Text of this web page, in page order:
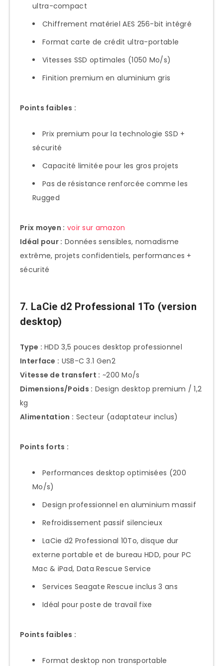
ultra-compact
Chiffrement matériel AES 256-bit intégré
Format carte de crédit ultra-portable
Vitesses SSD optimales (1050 Mo/s)
Finition premium en aluminium gris
Points faibles :
Prix premium pour la technologie SSD +
sécurité
Capacité limitée pour les gros projets
Pas de résistance renforcée comme les
Rugged
Prix moyen : voir sur amazon
Idéal pour : Données sensibles, nomadisme
extrême, projets confidentiels, performances +
sécurité
7. LaCie d2 Professional 1To (version
desktop)
Type : HDD 3,5 pouces desktop professionnel
Interface : USB-C 3.1 Gen2
Vitesse de transfert : ~200 Mo/s
Dimensions/Poids : Design desktop premium / 1,2
kg
Alimentation : Secteur (adaptateur inclus)
Points forts :
Performances desktop optimisées (200
Mo/s)
Design professionnel en aluminium massif
Refroidissement passif silencieux
LaCie d2 Professional 10To, disque dur
externe portable et de bureau HDD, pour PC
Mac & iPad, Data Rescue Service
Services Seagate Rescue inclus 3 ans
Idéal pour poste de travail fixe
Points faibles :
Format desktop non transportable